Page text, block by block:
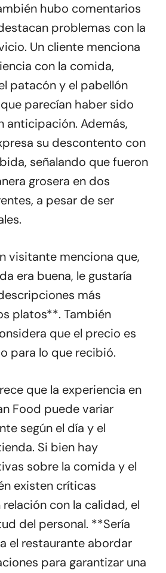
hubo comentarios
problemas con la
Un cliente menciona
con la comida,
patacón y el pabellón
parecían haber sido
anticipación. Además,
su descontento con
señalando que fueron
grosera en dos
a pesar de ser
visitante menciona que,
era buena, le gustaría
más
platos**. También
que el precio es
para lo que recibió.
que la experiencia en
Food puede variar
según el día y el
Si bien hay
sobre la comida y el
existen críticas
con la calidad, el
del personal. **Sería
el restaurante abordar
para garantizar una